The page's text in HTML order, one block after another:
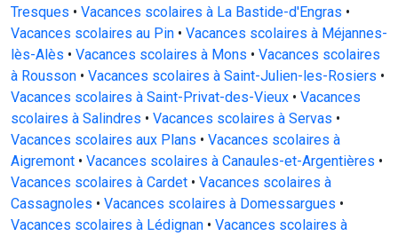
Tresques • Vacances scolaires à La Bastide-d'Engras •
Vacances scolaires au Pin • Vacances scolaires à Méjannes-
lès-Alès • Vacances scolaires à Mons • Vacances scolaires
à Rousson • Vacances scolaires à Saint-Julien-les-Rosiers •
Vacances scolaires à Saint-Privat-des-Vieux • Vacances
scolaires à Salindres • Vacances scolaires à Servas •
Vacances scolaires aux Plans • Vacances scolaires à
Aigremont • Vacances scolaires à Canaules-et-Argentières •
Vacances scolaires à Cardet • Vacances scolaires à
Cassagnoles • Vacances scolaires à Domessargues •
Vacances scolaires à Lédignan • Vacances scolaires à